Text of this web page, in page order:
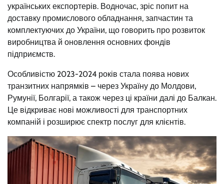
українських експортерів. Водночас, зріс попит на
доставку промислового обладнання, запчастин та
комплектуючих до України, що говорить про розвиток
виробництва й оновлення основних фондів
підприємств.
Особливістю 2023-2024 років стала поява нових
транзитних напрямків – через Україну до Молдови,
Румунії, Болгарії, а також через ці країни далі до Балкан.
Це відкриває нові можливості для транспортних
компаній і розширює спектр послуг для клієнтів.